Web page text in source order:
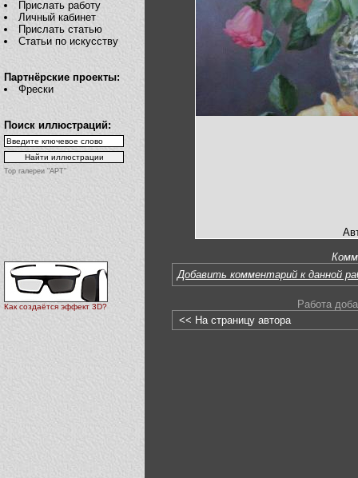
Прислать работу
Личный кабинет
Прислать статью
Статьи по искусству
Партнёрские проекты:
Фрески
Поиск иллюстраций:
Top галереи "АРТ"
Как создаётся эффект 3D?
Добавить комментарий к данной
Работа
<< На страницу автора